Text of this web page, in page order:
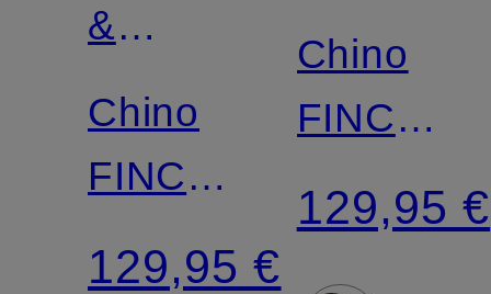
&
SODA
Chino
FINCH
Slim Fit
129,95 €
SODA
Chino
FINCH
Slim Fit
129,95 €